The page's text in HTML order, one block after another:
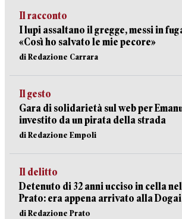
Il racconto
I lupi assaltano il gregge, messi in
«Così ho salvato le mie pecore»
di Redazione Carrara
Il gesto
Gara di solidarietà sul web per
investito da un pirata della strada
di Redazione Empoli
Il delitto
Detenuto di 32 anni ucciso in cella
Prato: era appena arrivato alla
di Redazione Prato